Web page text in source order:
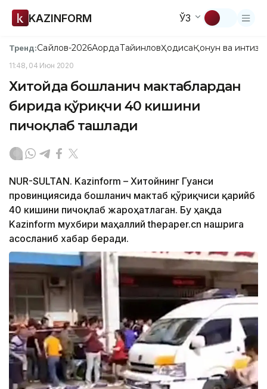
KAZINFORM ЎЗ
Тренд:Сайлов-2026АқордаТайинловҲодисаҚонун ва
11:48, 04 Июн 2020
Хитойда бошланғич мактаблардан
бирида қўриқчи 40 кишини
пичоқлаб ташлади
NUR-SULTAN. Kazinform – Хитойнинг Гуанси
провинциясида бошланғич мактаб қўриқчиси қарийб
40 кишини пичоқлаб жароҳатлаган. Бу ҳақда
Kazinform мухбири маҳаллий thepaper.cn нашрига
асосланиб хабар беради.